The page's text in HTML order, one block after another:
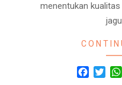
menentukan